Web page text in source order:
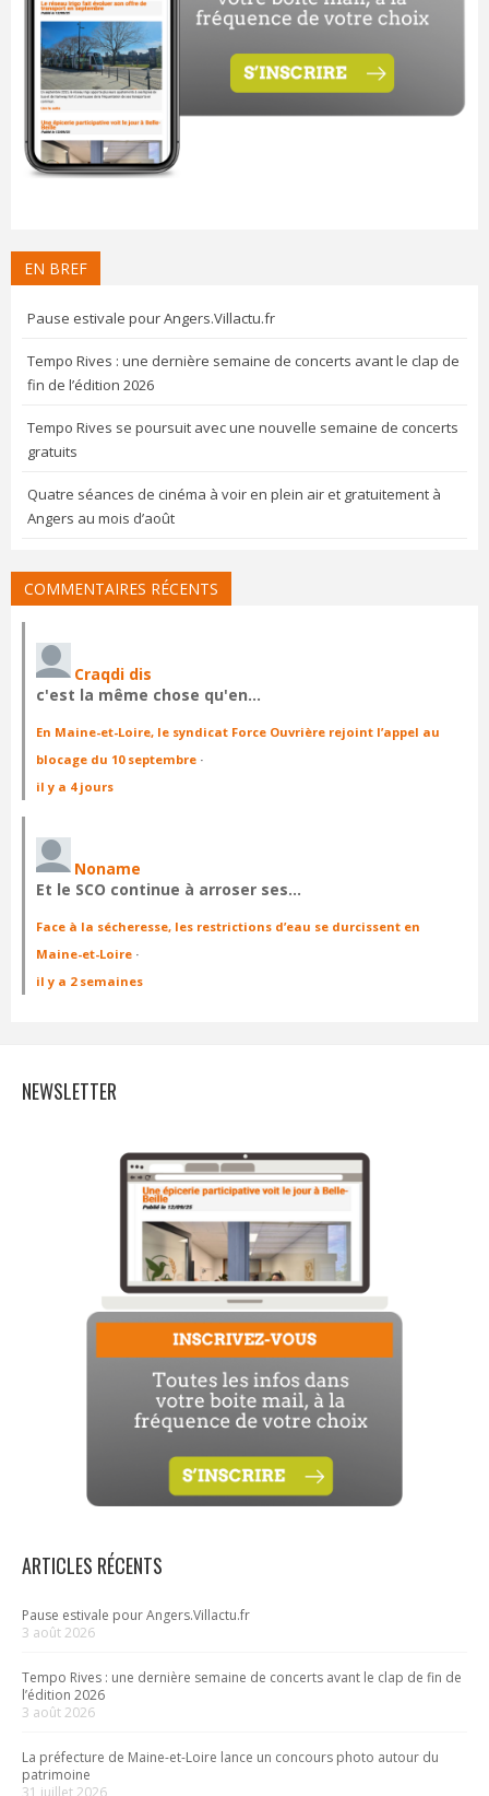
EN BREF
Pause estivale pour Angers.Villactu.fr
Tempo Rives : une dernière semaine de concerts avant le clap de
fin de l’édition 2026
Tempo Rives se poursuit avec une nouvelle semaine de concerts
gratuits
Quatre séances de cinéma à voir en plein air et gratuitement à
Angers au mois d’août
COMMENTAIRES RÉCENTS
Craqdi dis
c'est la même chose qu'en…
En Maine-et-Loire, le syndicat Force Ouvrière rejoint l’appel au
blocage du 10 septembre ·
il y a 4 jours
Noname
Et le SCO continue à arroser ses…
Face à la sécheresse, les restrictions d’eau se durcissent en
Maine-et-Loire ·
il y a 2 semaines
NEWSLETTER
ARTICLES RÉCENTS
Pause estivale pour Angers.Villactu.fr
3 août 2026
Tempo Rives : une dernière semaine de concerts avant le clap de fin de
l’édition 2026
3 août 2026
La préfecture de Maine-et-Loire lance un concours photo autour du
patrimoine
31 juillet 2026